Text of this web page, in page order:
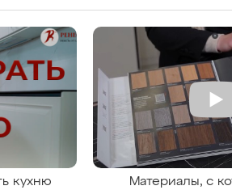
кухню
Материалы, с